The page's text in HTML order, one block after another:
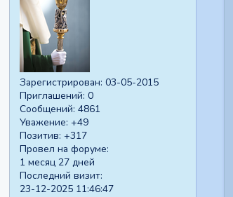
Зарегистрирован: 03-05-2015
Приглашений: 0
Сообщений: 4861
Уважение: +49
Позитив: +317
Провел на форуме:
1 месяц 27 дней
Последний визит:
23-12-2025 11:46:47